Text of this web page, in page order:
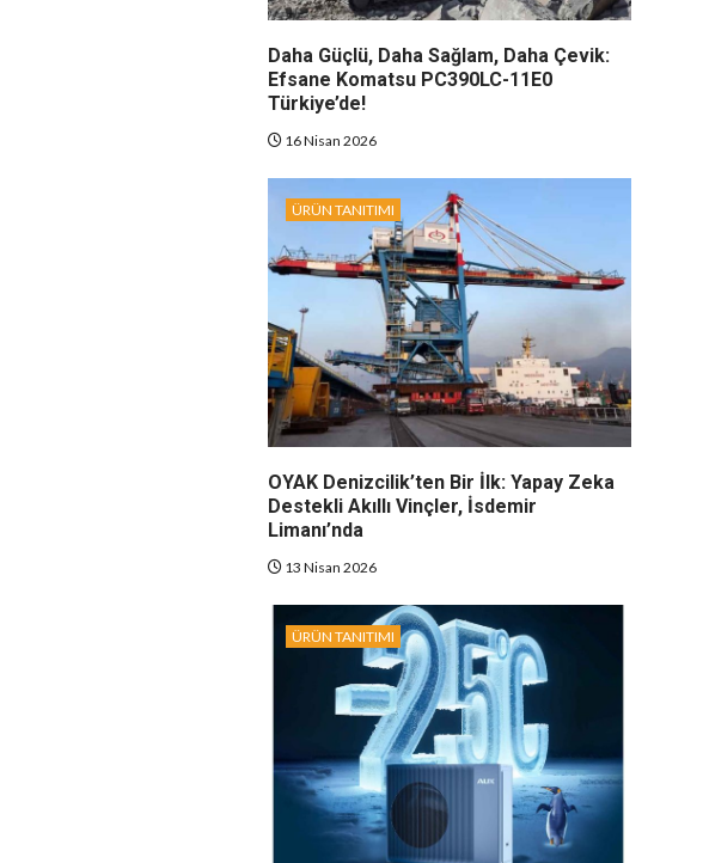
Daha Güçlü, Daha Sağlam, Daha Çevik:
Efsane Komatsu PC390LC-11E0
Türkiye’de!
16 Nisan 2026
ÜRÜN TANITIMI
OYAK Denizcilik’ten Bir İlk: Yapay Zeka
Destekli Akıllı Vinçler, İsdemir
Limanı’nda
13 Nisan 2026
ÜRÜN TANITIMI